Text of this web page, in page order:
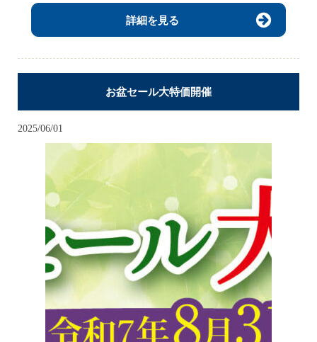
詳細を見る
お盆セール大特価開催
2025/06/01